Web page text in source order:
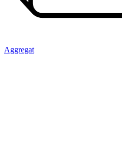
Aggregat